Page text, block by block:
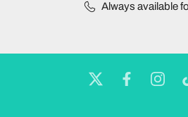
Always available